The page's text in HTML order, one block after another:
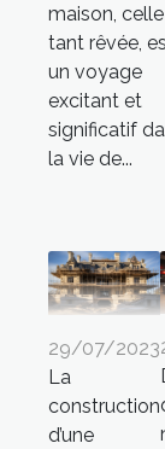
maison, celle
tant rêvée,
un voyage
excitant et
significatif
la vie de...
29/07/2023
La
construction
d’une